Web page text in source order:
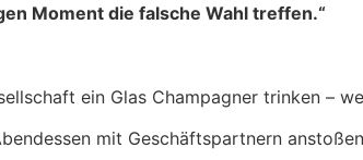
Moment die falsche Wahl treffen.“
ein Glas Champagner trinken –
mit Geschäftspartnern